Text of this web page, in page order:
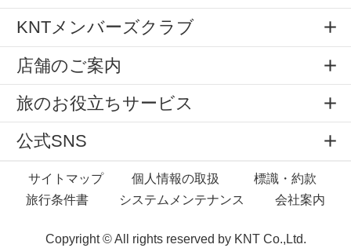
KNTメンバーズクラブ
店舗のご案内
旅のお役立ちサービス
公式SNS
サイトマップ 個人情報の取扱
標識・約款
旅行条件書
システムメンテナンス 会社案内
Copyright © All rights reserved by KNT Co.,Ltd.